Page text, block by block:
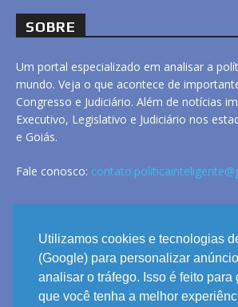
Utilizamos cookies e tecnologias
(Google) para personalizar
analisar o tráfego. Isso é feito para
que você tenha a melhor
SOBRE
Um portal especializado em analisar a
mundo. Veja o que acontece de
Congresso e Judiciário. Além de notícias
Executivo, Legislativo e Judiciário nos
e Goiás.
Fale conosco:
LINKS
ANUNCIE